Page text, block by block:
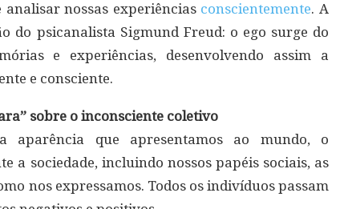
nossas experiências conscientemente. A
do psicanalista Sigmund Freud: o ego surge do
e experiências, desenvolvendo assim a
e consciente.
sobre o inconsciente coletivo
que apresentamos ao mundo, o
a sociedade, incluindo nossos papéis sociais, as
nos expressamos. Todos os indivíduos passam